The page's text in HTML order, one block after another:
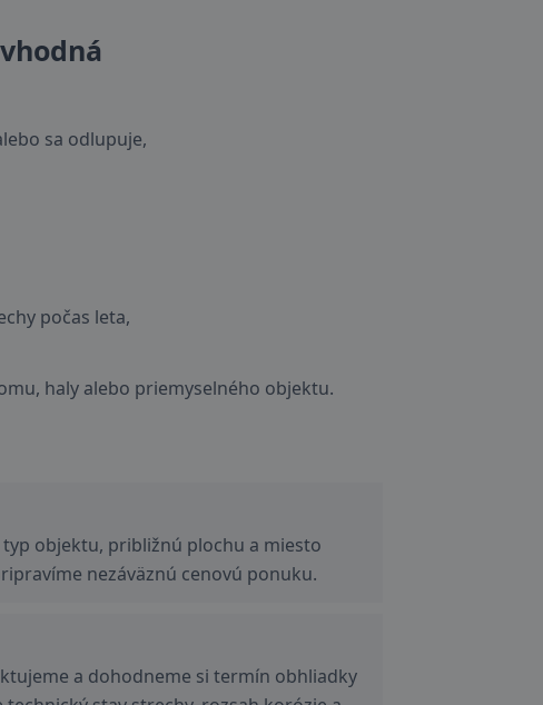
sa odlupuje,
počas leta,
haly alebo priemyselného objektu.
objektu, približnú plochu a miesto
nezáväznú cenovú ponuku.
a dohodneme si termín obhliadky